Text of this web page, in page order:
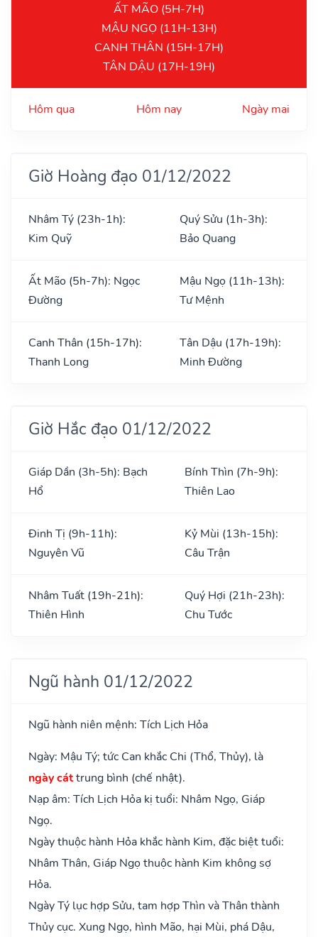
ẤT MÃO (5H-7H)
MẬU NGỌ (11H-13H)
CANH THÂN (15H-17H)
TÂN DẬU (17H-19H)
Hôm qua Hôm nay Ngày mai
Giờ Hoàng đạo 01/12/2022
Nhâm Tý (23h-1h):
Kim Quỹ
Quý Sửu (1h-3h):
Bảo Quang
Ất Mão (5h-7h): Ngọc
Đường
Mậu Ngọ (11h-13h):
Tư Mệnh
Canh Thân (15h-17h):
Thanh Long
Tân Dậu (17h-19h):
Minh Đường
Giờ Hắc đạo 01/12/2022
Giáp Dần (3h-5h): Bạch
Hổ
Bính Thìn (7h-9h):
Thiên Lao
Đinh Tị (9h-11h):
Nguyên Vũ
Kỷ Mùi (13h-15h):
Câu Trận
Nhâm Tuất (19h-21h):
Thiên Hình
Quý Hợi (21h-23h):
Chu Tước
Ngũ hành 01/12/2022
Ngũ hành niên mệnh: Tích Lịch Hỏa
Ngày: Mậu Tý; tức Can khắc Chi (Thổ, Thủy), là
ngày cáttrung bình (chế nhật).
Nạp âm: Tích Lịch Hỏa kị tuổi: Nhâm Ngọ, Giáp
Ngọ.
Ngày thuộc hành Hỏa khắc hành Kim, đặc biệt tuổi:
Nhâm Thân, Giáp Ngọ thuộc hành Kim không sợ
Hỏa.
Ngày Tý lục hợp Sửu, tam hợp Thìn và Thân thành
Thủy cục. Xung Ngọ, hình Mão, hại Mùi, phá Dậu,